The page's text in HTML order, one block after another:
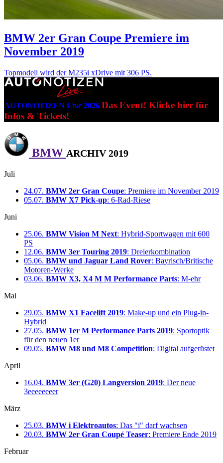
BMW 2er Gran Coupe Premiere im
November 2019
Topmodell wird der M235i xDrive mit 306 PS.
AUTONOTIZEN Live 2026 Das Event! Klicke hier für
Infos & Tickets!
BMW ARCHIV 2019
Juli
24.07. BMW 2er Gran Coupe: Premiere im November 2019
05.07. BMW X7 Pick-up: 6-Rad-Riese
Juni
25.06. BMW Vision M Next: Hybrid-Sportwagen mit 600
PS
12.06. BMW 3er Touring 2019: Dreierkombination
05.06. BMW und Jaguar Land Rover: Bayrisch/Britische
Motoren-Werke
03.06. BMW X3, X4 M M Performance Parts: M-ehr
Mai
29.05. BMW X1 Facelift 2019: Make-up und ein Plug-in-
Hybrid
27.05. BMW 1er M Performance Parts 2019: Sportoptik
für den neuen 1er
09.05. BMW M8 und M8 Competition: Digital aufgerüstet
April
16.04. BMW 3er (G20) Langversion 2019: Der neue
3eeeeeeeer
März
25.03. BMW i Elektroautos: Das "i" darf wachsen
20.03. BMW 2er Gran Coupé Teaser: Premiere Ende 2019
Februar